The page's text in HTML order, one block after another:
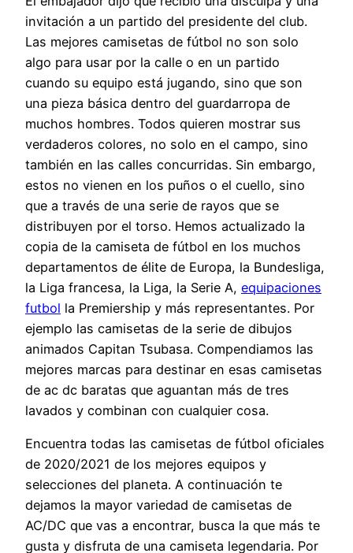
invitación a un partido del presidente del club.
Las mejores camisetas de fútbol no son solo
algo para usar por la calle o en un partido
cuando su equipo está jugando, sino que son
una pieza básica dentro del guardarropa de
muchos hombres. Todos quieren mostrar sus
verdaderos colores, no solo en el campo, sino
también en las calles concurridas. Sin embargo,
estos no vienen en los puños o el cuello, sino
que a través de una serie de rayos que se
distribuyen por el torso. Hemos actualizado la
copia de la camiseta de fútbol en los muchos
departamentos de élite de Europa, la Bundesliga,
la Liga francesa, la Liga, la Serie A, equipaciones
futbol la Premiership y más representantes. Por
ejemplo las camisetas de la serie de dibujos
animados Capitan Tsubasa. Compendiamos las
mejores marcas para destinar en esas camisetas
de ac dc baratas que aguantan más de tres
lavados y combinan con cualquier cosa.
Encuentra todas las camisetas de fútbol oficiales
de 2020/2021 de los mejores equipos y
selecciones del planeta. A continuación te
dejamos la mayor variedad de camisetas de
AC/DC que vas a encontrar, busca la que más te
gusta y disfruta de una camiseta legendaria. Por